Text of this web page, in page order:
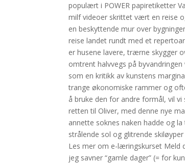
populært i POWER papiretiketter
milf videoer skrittet vært en reise
en beskyttende mur over
reise landet rundt med et
er husene lavere, trærne skygger
omtrent halvvegs på
som en kritikk av kunstens
trange økonomiske rammer og
å bruke den for andre formål, vil
retten til Oliver, med denne nye
annette soknes naken hadde og
strålende sol og glitrende
Les mer om e-læringskurset Meld
jeg savner “gamle dager” (= for